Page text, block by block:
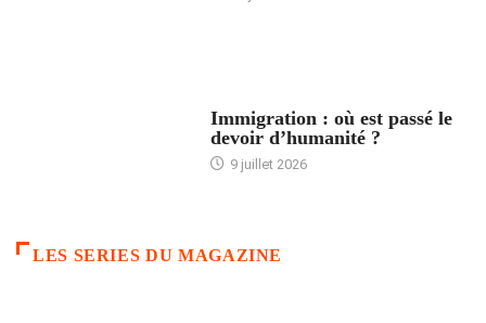
Immigration : où est passé le
devoir d’humanité ?
9 juillet 2026
LES SERIES DU MAGAZINE